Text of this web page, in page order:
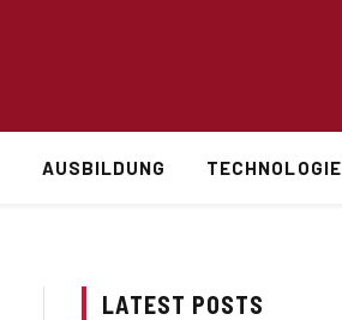
AUSBILDUNG TECHNOLOGIE
LATEST POSTS